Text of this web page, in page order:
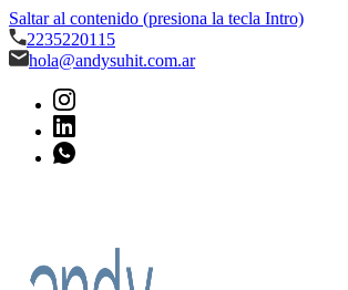
Saltar al contenido (presiona la tecla Intro)
2235220115
hola@andysuhit.com.ar